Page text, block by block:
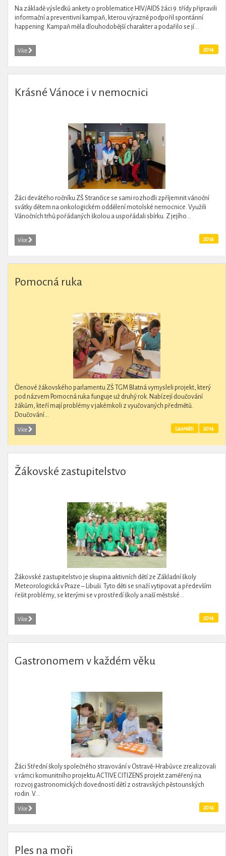
Na základě výsledků ankety o problematice HIV/AIDS žáci 9. třídy připravili
informační a preventivní kampaň, kterou výrazně podpořil spontánní
happening. Kampaň měla dlouhodobější charakter a podařilo se jí...
Více 2014
Krásné Vánoce i v nemocnici
Žáci devátého ročníku ZŠ Strančice se sami rozhodli zpříjemnit vánoční
svátky dětem na onkologickém oddělení motolské nemocnice. Využili
Vánočních trhů pořádaných školou a uspořádali sbírku. Z jejího...
Více 2014
Pomocná ruka
Členové žákovského parlamentu ZŠ TGM Blatná vymysleli projekt, který
pod názvem Pomocná ruka funguje už druhý rok. Nabízejí doučování
žákům, kteří mají problémy v jakémkoli z vyučovaných předmětů.
Doučování...
Více 2014
Laureáti
Žákovské zastupitelstvo
Žákovské zastupitelstvo je skupina aktivních dětí ze Základní školy
Meteorologická v Praze – Libuši. Tyto děti se snaží vytipovat a především
řešit problémy, se kterými se v prostředí školy a naší městské...
Více 2014
Gastronomem v každém věku
Žáci Střední školy společného stravování v Ostravě-Hrabůvce zrealizovali
v rámci komunitního projektu ACTIVE CITIZENS projekt zaměřený na
rozvoj gastronomických dovedností dětí z ostravských pěstounských
rodin. V...
Více 2014
Ples na moři